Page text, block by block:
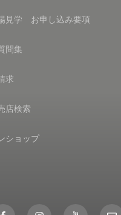
見学 お申し込み要項
問集
求
店検索
ショップ
FacebookInstagramYouTubeMail